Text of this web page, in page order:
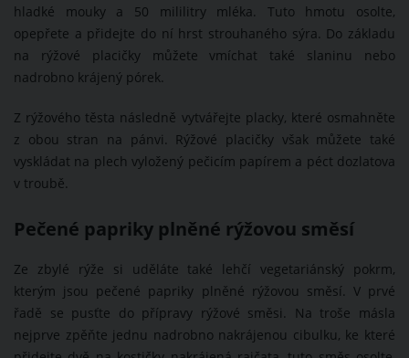
hladké mouky a 50 mililitry mléka. Tuto hmotu osolte,
opepřete a přidejte do ní hrst strouhaného sýra. Do základu
na rýžové placičky můžete vmíchat také slaninu nebo
nadrobno krájený pórek.
Z rýžového těsta následně vytvářejte placky, které osmahněte
z obou stran na pánvi. Rýžové placičky však můžete také
vyskládat na plech vyložený pečicím papírem a péct dozlatova
v troubě.
Pečené papriky plněné rýžovou směsí
Ze zbylé rýže si uděláte také lehčí vegetariánský pokrm,
kterým jsou pečené papriky plněné rýžovou směsí. V prvé
řadě se pusťte do přípravy rýžové směsi. Na troše másla
nejprve zpěňte jednu nadrobno nakrájenou cibulku, ke které